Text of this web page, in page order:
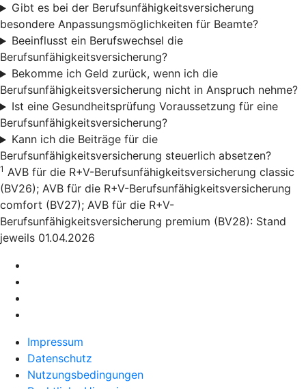
Gibt es bei der Berufsunfähigkeitsversicherung
besondere Anpassungsmöglichkeiten für Beamte?
Beeinflusst ein Berufswechsel die
Berufsunfähigkeitsversicherung?
Bekomme ich Geld zurück, wenn ich die
Berufsunfähigkeitsversicherung nicht in Anspruch nehme?
Ist eine Gesundheitsprüfung Voraussetzung für eine
Berufsunfähigkeitsversicherung?
Kann ich die Beiträge für die
Berufsunfähigkeitsversicherung steuerlich absetzen?
1 AVB für die R+V-Berufsunfähigkeitsversicherung classic
(BV26); AVB für die R+V-Berufsunfähigkeitsversicherung
comfort (BV27); AVB für die R+V-
Berufsunfähigkeitsversicherung premium (BV28): Stand
jeweils 01.04.2026
Impressum
Datenschutz
Nutzungsbedingungen